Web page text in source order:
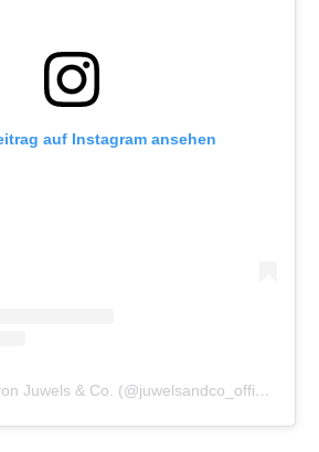
auf Instagram ansehen
Ein Beitrag geteilt von Juwels & Co. (@juwelsandco_official)